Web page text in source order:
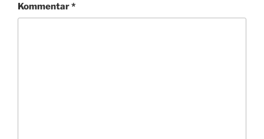
Kommentar*